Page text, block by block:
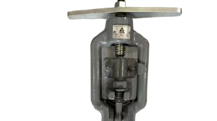
системы водяного
отопления